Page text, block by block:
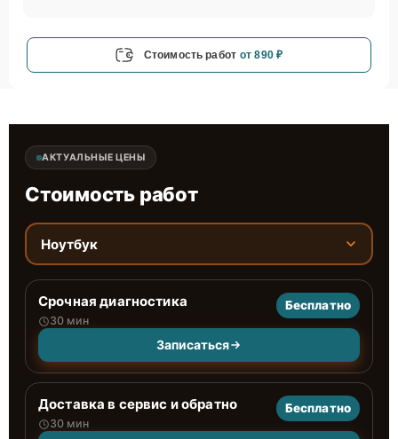
Стоимость работ от 890 ₽
АКТУАЛЬНЫЕ ЦЕНЫ
Стоимость работ
Ноутбук
Срочная диагностика
30 мин
Бесплатно
Записаться
Доставка в сервис и обратно
30 мин
Бесплатно